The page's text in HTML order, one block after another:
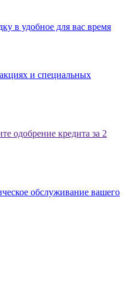
в удобное для вас время
и специальных
одобрение кредита за 2
обслуживание вашего